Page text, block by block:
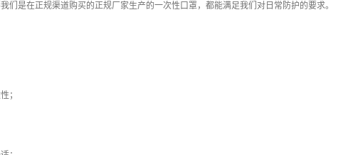
们是在正规渠道购买的正规厂家生产的一次性口罩，都能满足我们对日常防护的要求。
；